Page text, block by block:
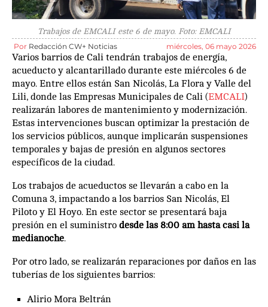
Trabajos de EMCALI este 6 de mayo. Foto: EMCALI
Por Redacción CW+ Noticias miércoles, 06 mayo 2026
Varios barrios de Cali tendrán trabajos de energía,
acueducto y alcantarillado durante este miércoles 6 de
mayo. Entre ellos están San Nicolás, La Flora y Valle del
Lili, donde las Empresas Municipales de Cali (EMCALI)
realizarán labores de mantenimiento y modernización.
Estas intervenciones buscan optimizar la prestación de
los servicios públicos, aunque implicarán suspensiones
temporales y bajas de presión en algunos sectores
específicos de la ciudad.
Los trabajos de acueductos se llevarán a cabo en la
Comuna 3, impactando a los barrios San Nicolás, El
Piloto y El Hoyo. En este sector se presentará baja
presión en el suministro desde las 8:00 am hasta casi la
medianoche.
Por otro lado, se realizarán reparaciones por daños en las
tuberías de los siguientes barrios:
Alirio Mora Beltrán